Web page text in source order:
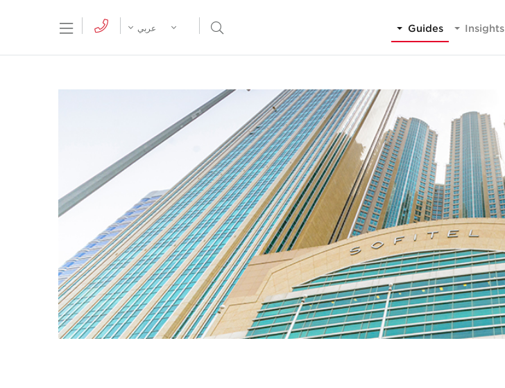
Insights
Guides
Menu Open Search Menu
عربي